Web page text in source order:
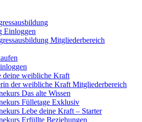
Einloggen
Mitgliederbereich
deine weibliche Kraft
der weibliche Kraft Mitgliederbereich
Das alte Wissen
Fülletage Exklusiv
Lebe deine Kraft – Starter
Erfüllte Beziehungen